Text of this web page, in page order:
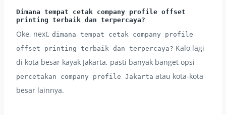
Dimana tempat cetak company profile offset
printing terbaik dan terpercaya?
Oke, next, dimana tempat cetak company profile
offset printing terbaik dan terpercaya? Kalo lagi
di kota besar kayak Jakarta, pasti banyak banget opsi
percetakan company profile Jakarta atau kota-kota
besar lainnya.